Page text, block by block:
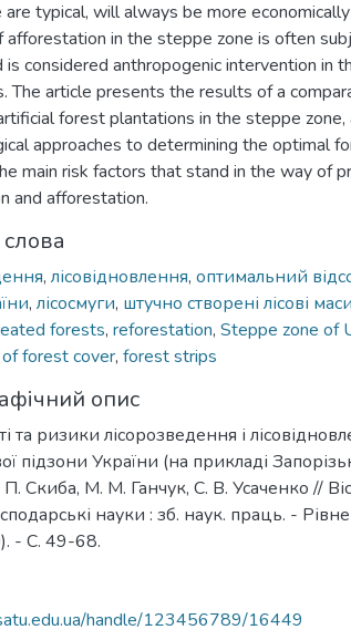
typical, will always be more
afforestation in the steppe zone is often
is considered anthropogenic intervention in
The article presents the results of a
forest plantations in the steppe zone,
approaches to determining the optimal
main risk factors that stand in the way of
and afforestation.
, лісовідновлення, оптимальний
, лісосмуги, штучно створені лісові
forests, reforestation, Steppe zone of
forest cover, forest strips
опис
та ризики лісорозведення і
підзони України (на прикладі
Скиба, М. М. Ганчук, С. В. Усаченко //
науки : зб. наук. праць. -
- С. 49-68.
handle/123456789/16449